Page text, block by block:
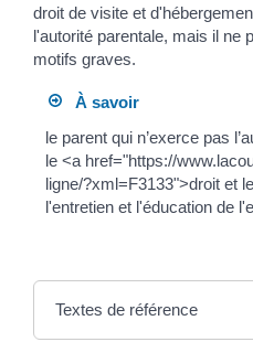
droit de visite et
l'autorité parentale, mais il ne
motifs graves.
À savoir
le parent qui n’exerce pas
le <a href="https://
ligne/?xml=F3133">droit et
l'entretien et l'éducation de
Textes de référence